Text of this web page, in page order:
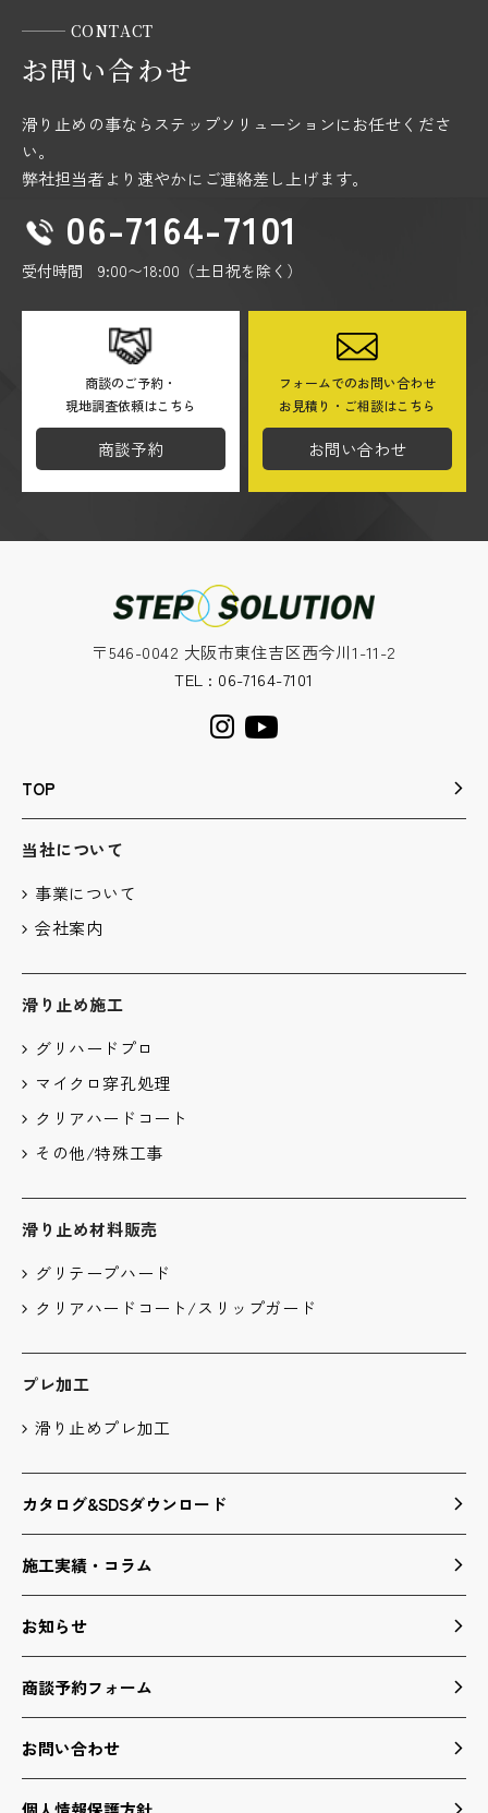
CONTACT
お問い合わせ
滑り止めの事ならステップソリューションにお任せくださ
い。
弊社担当者より速やかにご連絡差し上げます。
06-7164-7101
受付時間 9:00〜18:00（土日祝を除く）
商談のご予約・
現地調査依頼はこちら
商談予約
フォームでのお問い合わせ
お見積り・ご相談はこちら
お問い合わせ
〒546-0042 大阪市東住吉区西今川1-11-2
TEL : 06-7164-7101
TOP
当社について
事業について
会社案内
滑り止め施工
グリハードプロ
マイクロ穿孔処理
クリアハードコート
その他/特殊工事
滑り止め材料販売
グリテープハード
クリアハードコート/スリップガード
プレ加工
滑り止めプレ加工
カタログ&SDSダウンロード
施工実績・コラム
お知らせ
商談予約フォーム
お問い合わせ